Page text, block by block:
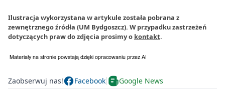
Ilustracja wykorzystana w artykule została pobrana z
zewnętrznego źródła (UM Bydgoszcz). W przypadku zastrzeżeń
dotyczących praw do zdjęcia prosimy o kontakt.
Zaobserwuj nas! Facebook Google News